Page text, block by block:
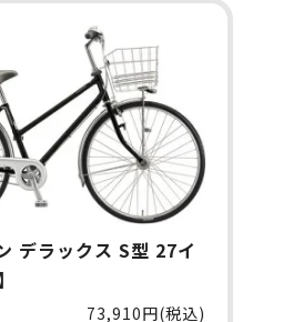
デラックス S型 27イ
73,910円(税込)